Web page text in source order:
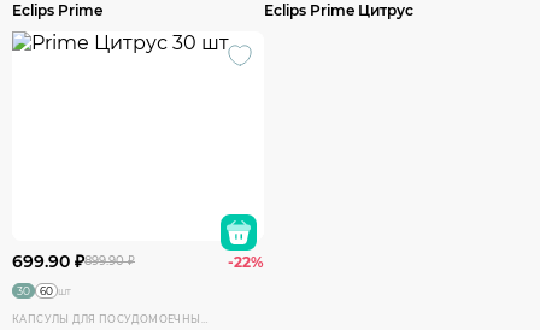
Eclips Prime Eclips Prime Цитрус
699.90 ₽899.90 ₽ -22%
30 60 шт
КАПСУЛЫ ДЛЯ ПОСУДОМОЕЧНЫХ МАШИН